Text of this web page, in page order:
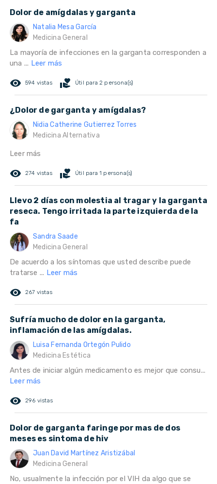
Dolor de amígdalas y garganta
Natalia Mesa García
Medicina General
La mayoría de infecciones en la garganta corresponden a
una ... Leer más
remove_red_eye 594 vistas volunteer_activism Útil para 2 persona(s)
¿Dolor de garganta y amígdalas?
Nidia Catherine Gutierrez Torres
Medicina Alternativa
Leer más
remove_red_eye 274 vistas volunteer_activism Útil para 1 persona(s)
Llevo 2 días con molestia al tragar y la garganta
reseca. Tengo irritada la parte izquierda de la
fa
Sandra Saade
Medicina General
De acuerdo a los síntomas que usted describe puede
tratarse ... Leer más
remove_red_eye 267 vistas
Sufría mucho de dolor en la garganta,
inflamación de las amígdalas.
Luisa Fernanda Ortegón Pulido
Medicina Estética
Antes de iniciar algún medicamento es mejor que consu...
Leer más
remove_red_eye 296 vistas
Dolor de garganta faringe por mas de dos
meses es sintoma de hiv
Juan David Martínez Aristizábal
Medicina General
No, usualmente la infección por el VIH da algo que se